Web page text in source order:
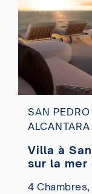
SAN
ALCANTARA
Villa à
sur la
4 Chambres,